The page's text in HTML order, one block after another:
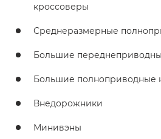
кроссоверы
Среднеразмерные
Большие
Большие полноприводные
Внедорожники
Минивэны